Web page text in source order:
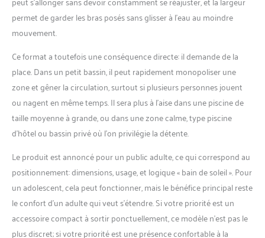
également d'un oreiller
amovible sur lequel vous
Le matelas de plage a une
taille extra-large, mesurant
205 x 140 x 25 cm, parfaite
pour être partagée par
deux personnes. Son
matériau est en PVC
résistant de 0,28 mm.
D'OUVERTURE: Le bouee
piscine adulte est équipé
d'une double valve
d'ouverture qui permet un
gonflage plus rapide, ce
qui le rend plus facile à
gonfler et maintient l'air
permet de garder les bras posés sans glisser à l’eau au moindre
mouvement.
Ce format a toutefois une conséquence directe: il demande de la
place. Dans un petit bassin, il peut rapidement monopoliser une
zone et gêner la circulation, surtout si plusieurs personnes jouent
ou nagent en même temps. Il sera plus à l’aise dans une piscine de
taille moyenne à grande, ou dans une zone calme, type piscine
d’hôtel ou bassin privé où l’on privilégie la détente.
Le produit est annoncé pour un public adulte, ce qui correspond au
positionnement: dimensions, usage, et logique « bain de soleil ». Pour
un adolescent, cela peut fonctionner, mais le bénéfice principal reste
le confort d’un adulte qui veut s’étendre. Si votre priorité est un
accessoire compact à sortir ponctuellement, ce modèle n’est pas le
plus discret; si votre priorité est une présence confortable à la